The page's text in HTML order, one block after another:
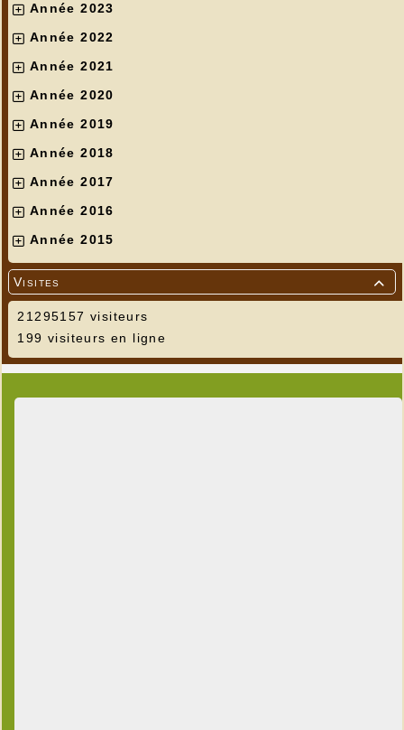
Année 2023
Année 2022
Année 2021
Année 2020
Année 2019
Année 2018
Année 2017
Année 2016
Année 2015

Visites
21295157 visiteurs
199 visiteurs en ligne